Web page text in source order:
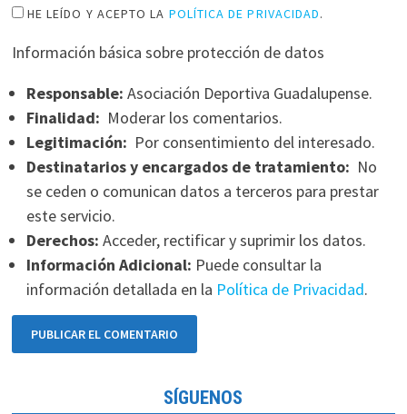
HE LEÍDO Y ACEPTO LA POLÍTICA DE PRIVACIDAD.
Información básica sobre protección de datos
Responsable: Asociación Deportiva Guadalupense.
Finalidad: Moderar los comentarios.
Legitimación: Por consentimiento del interesado.
Destinatarios y encargados de tratamiento: No
se ceden o comunican datos a terceros para prestar
este servicio.
Derechos: Acceder, rectificar y suprimir los datos.
Información Adicional: Puede consultar la
información detallada en la Política de Privacidad.
SÍGUENOS